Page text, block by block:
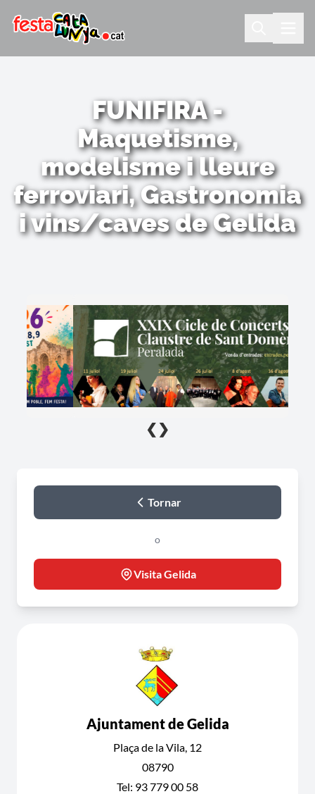
FUNIFIRA -
Maquetisme,
modelisme i lleure
ferroviari, Gastronomia
i vins/caves de Gelida
❮ ❯
Tornar
o
Visita Gelida
Ajuntament de Gelida
Plaça de la Vila, 12
08790
Tel: 93 779 00 58